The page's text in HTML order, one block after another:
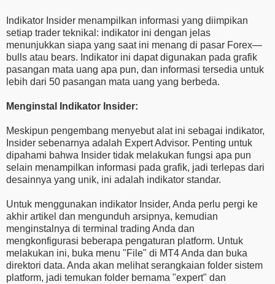
Indikator Insider menampilkan informasi yang diimpikan
setiap trader teknikal: indikator ini dengan jelas
menunjukkan siapa yang saat ini menang di pasar Forex—
bulls atau bears. Indikator ini dapat digunakan pada grafik
pasangan mata uang apa pun, dan informasi tersedia untuk
lebih dari 50 pasangan mata uang yang berbeda.
Menginstal Indikator Insider:
Meskipun pengembang menyebut alat ini sebagai indikator,
Insider sebenarnya adalah Expert Advisor. Penting untuk
dipahami bahwa Insider tidak melakukan fungsi apa pun
selain menampilkan informasi pada grafik, jadi terlepas dari
desainnya yang unik, ini adalah indikator standar.
Untuk menggunakan indikator Insider, Anda perlu pergi ke
akhir artikel dan mengunduh arsipnya, kemudian
menginstalnya di terminal trading Anda dan
mengkonfigurasi beberapa pengaturan platform. Untuk
melakukan ini, buka menu "File" di MT4 Anda dan buka
direktori data. Anda akan melihat serangkaian folder sistem
platform, jadi temukan folder bernama "expert" dan